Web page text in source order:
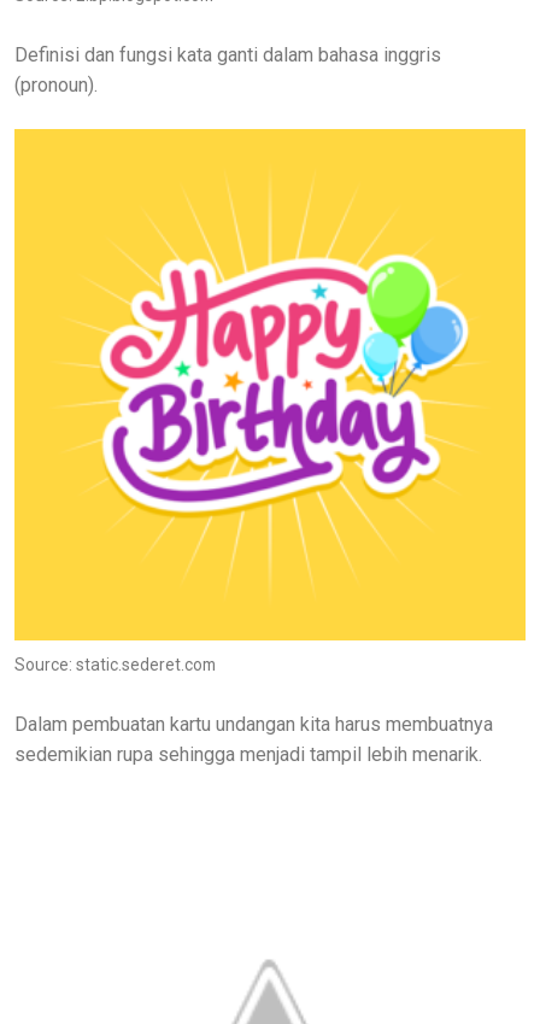
Definisi dan fungsi kata ganti dalam bahasa inggris
(pronoun).
Source: static.sederet.com
Dalam pembuatan kartu undangan kita harus membuatnya
sedemikian rupa sehingga menjadi tampil lebih menarik.